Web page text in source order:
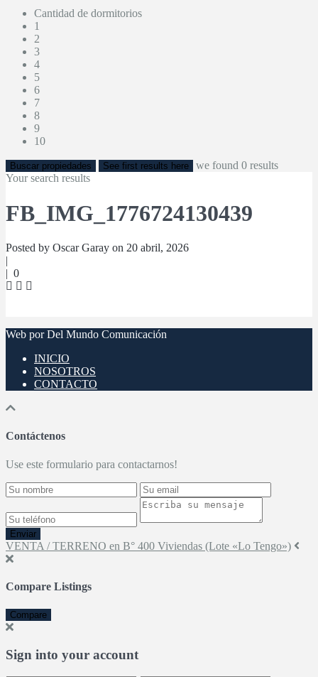
Cantidad de dormitorios
1
2
3
4
5
6
7
8
9
10
Buscar propiedades See first results here we found 0 results
Your search results
FB_IMG_1776724130439
Posted by Oscar Garay on 20 abril, 2026
|
| 0
Web por Del Mundo Comunicación
INICIO
NOSOTROS
CONTACTO
Contáctenos
Use este formulario para contactarnos!
Enviar
VENTA / TERRENO en B° 400 Viviendas (Lote «Lo Tengo»)
Compare Listings
Compare
Sign into your account